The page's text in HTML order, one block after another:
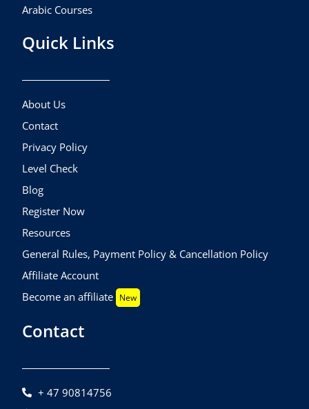
Arabic Courses
Quick Links
About Us
Contact
Privacy Policy
Level Check
Blog
Register Now
Resources
General Rules, Payment Policy & Cancellation Policy
Affiliate Account
Become an affiliate New
Contact
+ 47 90814756